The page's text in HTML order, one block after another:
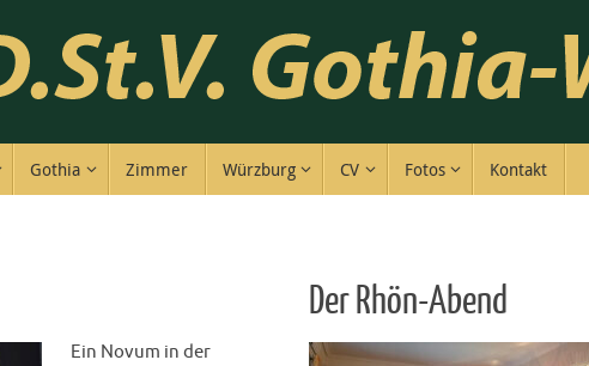
Gothia Zimmer Würzburg CV Fotos Kontakt
Ein Novum in der
Der Rhön-Abend